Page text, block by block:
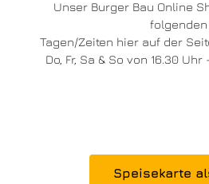
Unser Burger Bau Online
folgenden
Tagen/Zeiten hier auf der
Do, Fr, Sa & So von 16.30 Uhr
Speisekarte